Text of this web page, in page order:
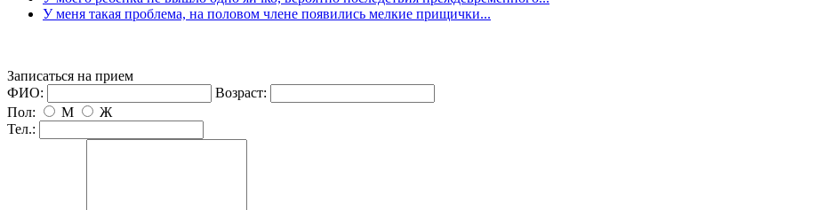
У меня такая проблема, на половом члене появились мелкие прищички...
Записаться на прием
ФИО:
озраст:
Пол:
М
Ж
Тел.: